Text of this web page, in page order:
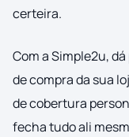
certeira.
Com a Simple2u,
de compra da sua
de cobertura
fecha tudo ali